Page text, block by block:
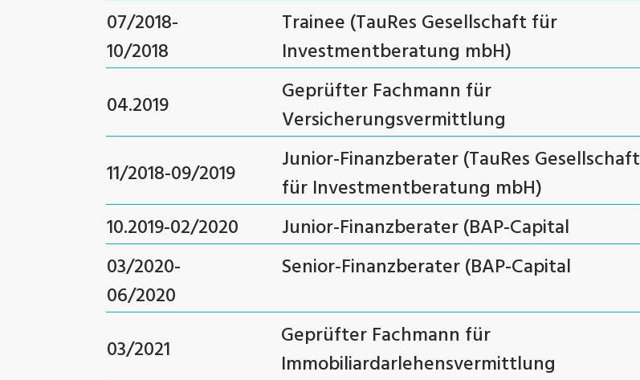
07/2018-
10/2018
Trainee (TauRes Gesellschaft für
Investmentberatung mbH)
04.2019
Geprüfter Fachmann für
Versicherungsvermittlung
11/2018-09/2019
Junior-Finanzberater (TauRes Gesellschaft
für Investmentberatung mbH)
10.2019-02/2020
Junior-Finanzberater (BAP-Capital
03/2020-
06/2020
Senior-Finanzberater (BAP-Capital
03/2021
Geprüfter Fachmann für
Immobiliardarlehensvermittlung